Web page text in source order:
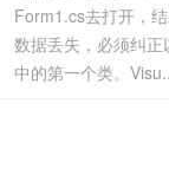
Form1.cs去打开，
数据丢失，必须纠
中的第一个类。